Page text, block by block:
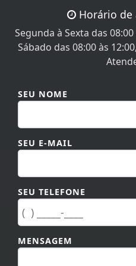
Segunda à Sexta das
Sábado das 08:00 às
SEU E-MAIL
SEU TELEFONE
MENSAGEM